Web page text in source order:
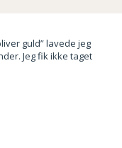
guld” lavede jeg
Jeg fik ikke taget